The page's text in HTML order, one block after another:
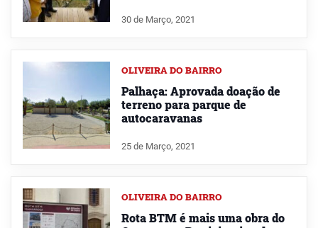
30 de Março, 2021
OLIVEIRA DO BAIRRO
Palhaça: Aprovada doação de
terreno para parque de
autocaravanas
25 de Março, 2021
OLIVEIRA DO BAIRRO
Rota BTM é mais uma obra do